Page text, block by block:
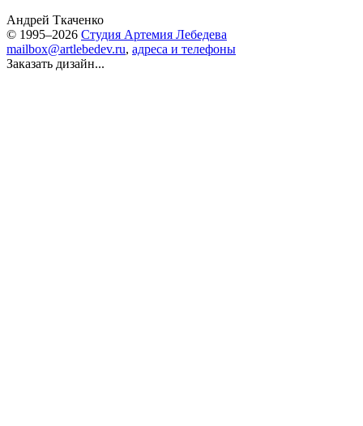
Андрей Ткаченко
© 1995–2026 Студия Артемия Лебедева
mailbox@artlebedev.ru, адреса и телефоны
Заказать дизайн...